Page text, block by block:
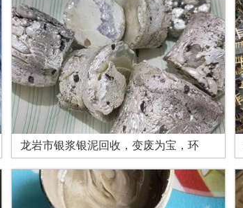
龙岩市银浆银泥回收，变废为宝，环